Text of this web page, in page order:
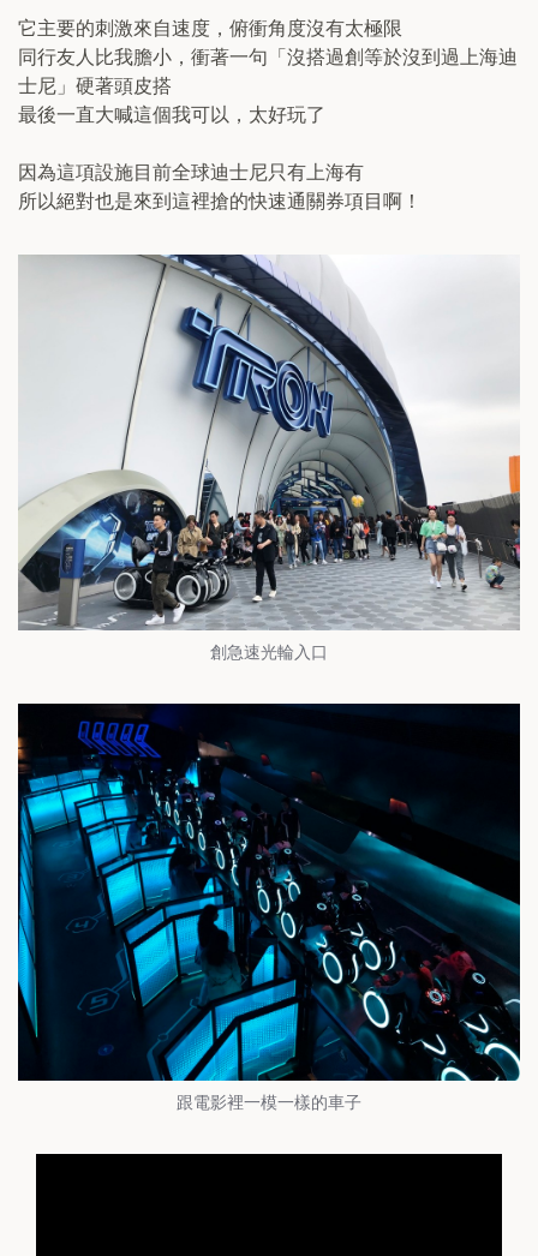
它主要的刺激來自速度，俯衝角度沒有太極限
同行友人比我膽小，衝著一句「沒搭過創等於沒到過上海迪
士尼」硬著頭皮搭
最後一直大喊這個我可以，太好玩了
因為這項設施目前全球迪士尼只有上海有
所以絕對也是來到這裡搶的快速通關券項目啊！
創急速光輪入口
跟電影裡一模一樣的車子